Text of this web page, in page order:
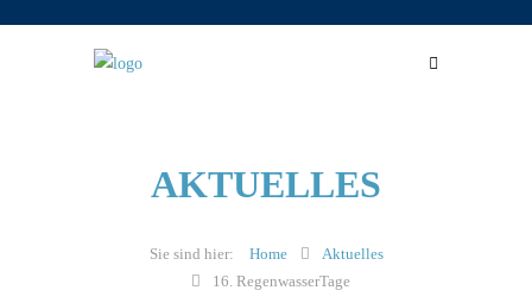
AKTUELLES
Home
Aktuelles
16. RegenwasserTage